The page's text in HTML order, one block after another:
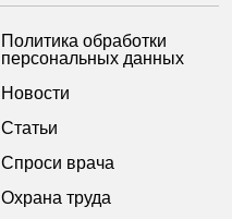
Политика обработки
персональных данных
Новости
Статьи
Спроси врача
Охрана труда